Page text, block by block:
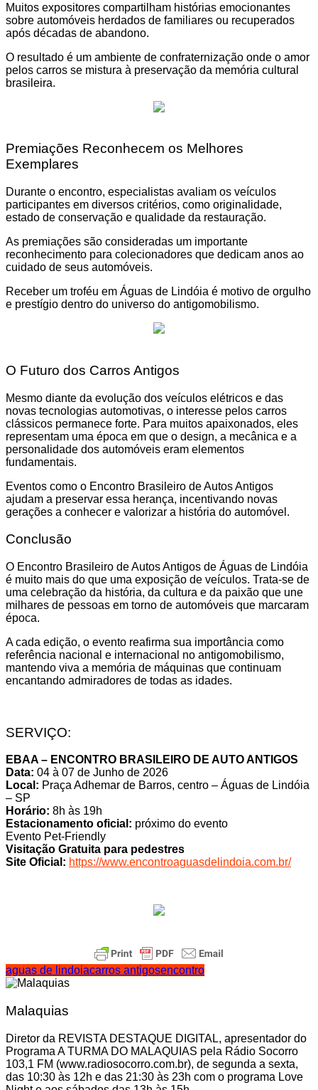
Muitos expositores compartilham histórias emocionantes
sobre automóveis herdados de familiares ou recuperados
após décadas de abandono.
O resultado é um ambiente de confraternização onde o amor
pelos carros se mistura à preservação da memória cultural
brasileira.
Premiações Reconhecem os Melhores
Exemplares
Durante o encontro, especialistas avaliam os veículos
participantes em diversos critérios, como originalidade,
estado de conservação e qualidade da restauração.
As premiações são consideradas um importante
reconhecimento para colecionadores que dedicam anos ao
cuidado de seus automóveis.
Receber um troféu em Águas de Lindóia é motivo de orgulho
e prestígio dentro do universo do antigomobilismo.
O Futuro dos Carros Antigos
Mesmo diante da evolução dos veículos elétricos e das
novas tecnologias automotivas, o interesse pelos carros
clássicos permanece forte. Para muitos apaixonados, eles
representam uma época em que o design, a mecânica e a
personalidade dos automóveis eram elementos
fundamentais.
Eventos como o Encontro Brasileiro de Autos Antigos
ajudam a preservar essa herança, incentivando novas
gerações a conhecer e valorizar a história do automóvel.
Conclusão
O Encontro Brasileiro de Autos Antigos de Águas de Lindóia
é muito mais do que uma exposição de veículos. Trata-se de
uma celebração da história, da cultura e da paixão que une
milhares de pessoas em torno de automóveis que marcaram
época.
A cada edição, o evento reafirma sua importância como
referência nacional e internacional no antigomobilismo,
mantendo viva a memória de máquinas que continuam
encantando admiradores de todas as idades.
SERVIÇO:
EBAA – ENCONTRO BRASILEIRO DE AUTO ANTIGOS
Data: 04 à 07 de Junho de 2026
Local: Praça Adhemar de Barros, centro – Águas de Lindóia
– SP
Horário: 8h às 19h
Estacionamento oficial: próximo do evento
Evento Pet-Friendly
Visitação Gratuita para pedestres
Site Oficial: https://www.encontroaguasdelindoia.com.br/
aguas de lindoiacarros antigosencontro
Malaquias
Diretor da REVISTA DESTAQUE DIGITAL, apresentador do
Programa A TURMA DO MALAQUIAS pela Rádio Socorro
103,1 FM (www.radiosocorro.com.br), de segunda a sexta,
das 10:30 às 12h e das 21:30 às 23h com o programa Love